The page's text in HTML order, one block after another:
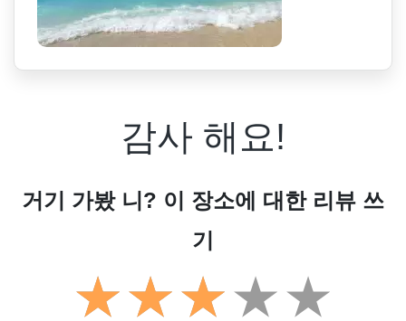
감사 해요!
거기 가봤 니? 이 장소에 대한 리뷰 쓰
기